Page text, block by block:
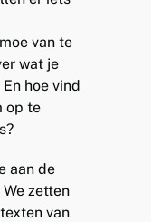
van te
wat je
hoe vind
op te
aan de
zetten
van